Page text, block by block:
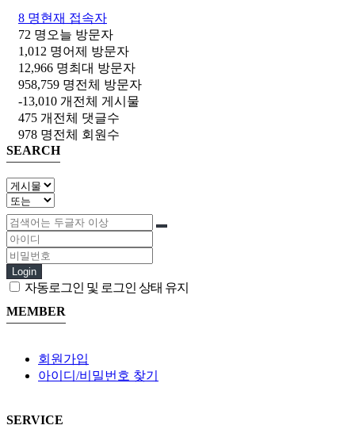
8 명현재 접속자
72 명 오늘 방문자
1,012 명어제 방문자
12,966 명최대 방문자
958,759 명전체 방문자
-13,010 개 전체 게시물
475 개 전체 댓글수
978 명전체 회원수
SEARCH
Login
자동로그인 및 로그인 상태 유지
MEMBER
회원가입
아이디/비밀번호 찾기
SERVICE